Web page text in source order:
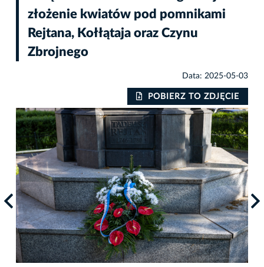
złożenie kwiatów pod pomnikami
Rejtana, Kołłątaja oraz Czynu
Zbrojnego
Data: 2025-05-03
POBIERZ TO ZDJĘCIE